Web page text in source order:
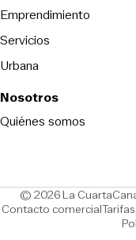
Emprendimiento
Servicios
Urbana
Nosotros
Quiénes somos
© 2026 La Cuarta
Contacto comercial